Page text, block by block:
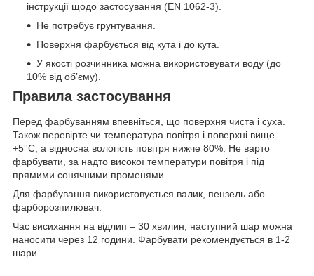
інструкції щодо застосування (EN 1062-3).
Не потребує грунтування.
Поверхня фарбується від кута і до кута.
У якості розчинника можна використовувати воду (до
10% від об’єму).
Правила застосування
Перед фарбуванням впевніться, що поверхня чиста і суха.
Також перевірте чи температура повітря і поверхні вище
+5°С, а відносна вологість повітря нижче 80%. Не варто
фарбувати, за надто високої температури повітря і під
прямими сонячними променями.
Для фарбування використовується валик, пензель або
фарборозпилювач.
Час висихання на відлип – 30 хвилин, наступний шар можна
наносити через 12 години. Фарбувати рекомендується в 1-2
шари.